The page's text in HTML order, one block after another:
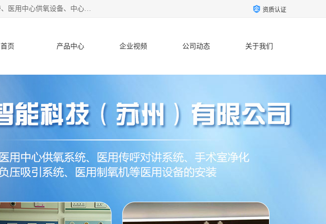
苏信智能科技（苏州）有限公司致力于为各种规模的医院提供医用集中供氧、护理院中心供氧设备带、医用中心供氧设备、中心供氧系统安装、医院中心供氧系统报价等“一条龙”服务。 资质认证
首页 产品中心 企业视频 公司动态 关于我们